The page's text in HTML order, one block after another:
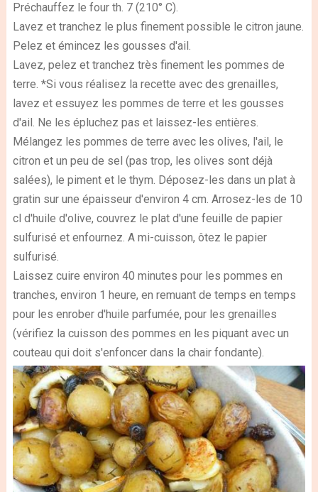
Préchauffez le four th. 7 (210° C).
Lavez et tranchez le plus finement possible le citron jaune.
Pelez et émincez les gousses d'ail.
Lavez, pelez et tranchez très finement les pommes de
terre. *Si vous réalisez la recette avec des grenailles,
lavez et essuyez les pommes de terre et les gousses
d'ail. Ne les épluchez pas et laissez-les entières.
Mélangez les pommes de terre avec les olives, l'ail, le
citron et un peu de sel (pas trop, les olives sont déjà
salées), le piment et le thym. Déposez-les dans un plat à
gratin sur une épaisseur d'environ 4 cm. Arrosez-les de 10
cl d'huile d'olive, couvrez le plat d'une feuille de papier
sulfurisé et enfournez. A mi-cuisson, ôtez le papier
sulfurisé.
Laissez cuire environ 40 minutes pour les pommes en
tranches, environ 1 heure, en remuant de temps en temps
pour les enrober d'huile parfumée, pour les grenailles
(vérifiez la cuisson des pommes en les piquant avec un
couteau qui doit s'enfoncer dans la chair fondante).